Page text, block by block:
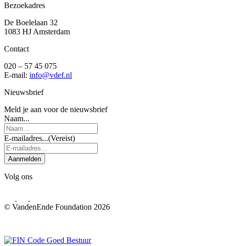
Bezoekadres
De Boelelaan 32
1083 HJ Amsterdam
Contact
020 – 57 45 075
E-mail: info@vdef.nl
Nieuwsbrief
Meld je aan voor de nieuwsbrief
Naam...
E-mailadres...(Vereist)
Aanmelden
Volg ons
© VandenEnde Foundation 2026